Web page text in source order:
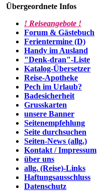
Übergeordnete Infos
! Reiseangebote !
Forum & Gästebuch
Ferientermine (D)
Handy im Ausland
"Denk-dran"-Liste
Katalog-Übersetzer
Reise-Apotheke
Pech im Urlaub?
Badesicherheit
Grusskarten
unsere Banner
Seitenempfehlung
Seite durchsuchen
Seiten-News (allg.)
Kontakt / Impressum
über uns
allg. (Reise)-Links
Haftungsausschluss
Datenschutz